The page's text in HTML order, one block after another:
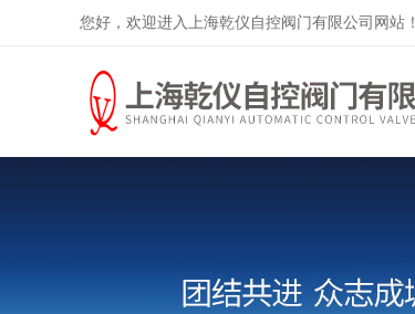
您好，欢迎进入上海乾仪自控阀门有限公司网站！